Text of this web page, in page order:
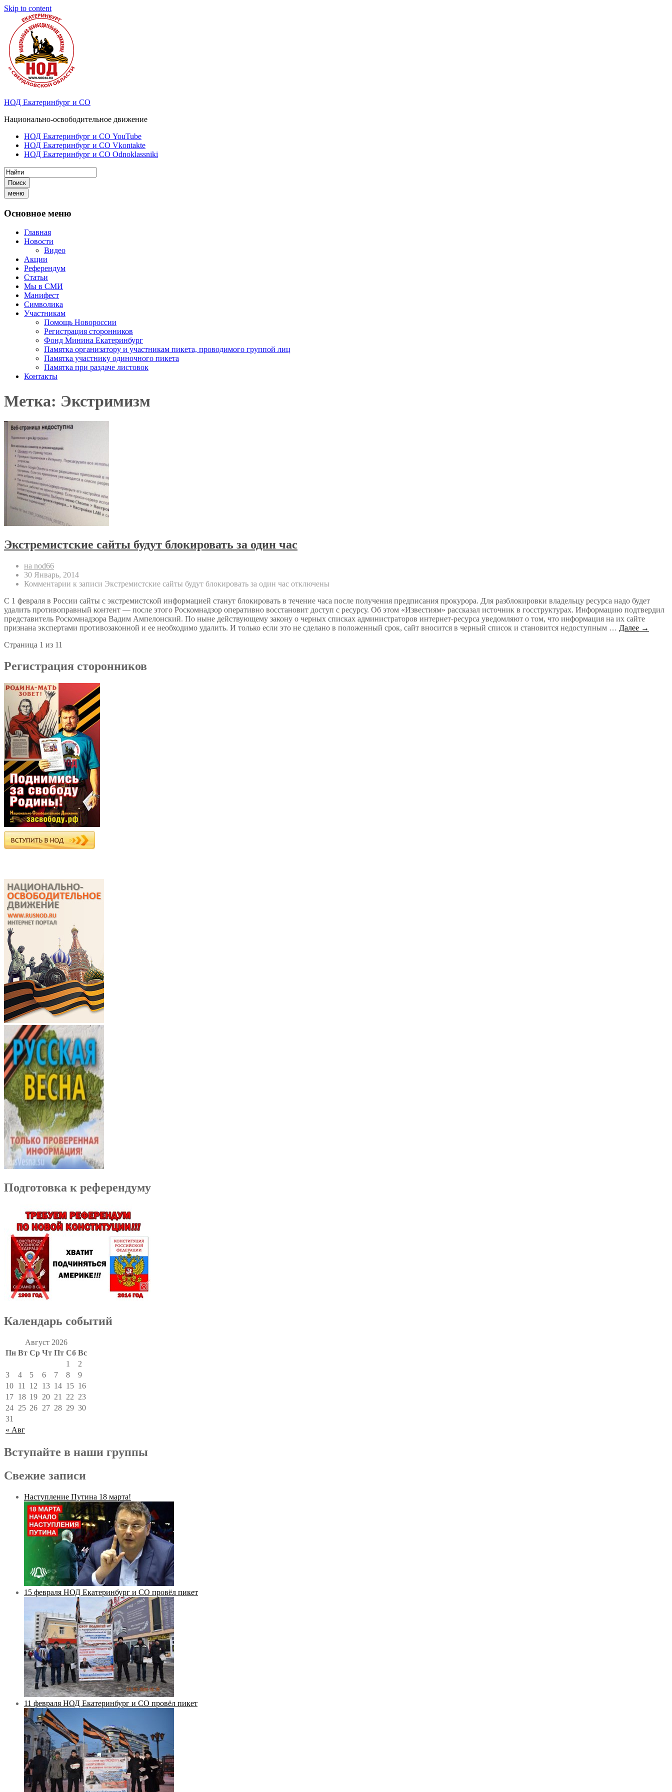
Skip to content
НОД Екатеринбург и СО
Национально-освободительное движение
НОД Екатеринбург и СО YouTube
НОД Екатеринбург и СО Vkontakte
НОД Екатеринбург и СО Odnoklassniki
Поиск
меню
Основное меню
Главная
Новости
Видео
Акции
Референдум
Статьи
Мы в СМИ
Манифест
Символика
Участникам
Помощь Новороссии
Регистрация сторонников
Фонд Минина Екатеринбург
Памятка организатору и участникам пикета, проводимого группой лиц
Памятка участнику одиночного пикета
Памятка при раздаче листовок
Контакты
Метка: Экстримизм
Экстремистские сайты будут блокировать за один час
на nod66
30 Январь, 2014
Комментарии к записи Экстремистские сайты будут блокировать за один час отключены
С 1 февраля в России сайты с экстремистской информацией станут блокировать в течение часа после получения предписания прокурора. Для разблокировки владельцу ресурса надо будет
удалить противоправный контент — после этого Роскомнадзор оперативно восстановит доступ с ресурсу. Об этом «Известиям» рассказал источник в госструктурах. Информацию подтвердил
представитель Роскомнадзора Вадим Ампелонский. По ныне действующему закону о черных списках администраторов интернет-ресурса уведомляют о том, что информация на их сайте
признана экспертами противозаконной и ее необходимо удалить. И только если это не сделано в положенный срок, сайт вносится в черный список и становится недоступным … Далее →
Страница 1 из 11
Регистрация сторонников
Подготовка к референдуму
Календарь событий
Август 2026
Пн Вт Ср Чт Пт Сб Вс
« Авг
1
2
3
4 5 6 7 8
9
10 11 12 13 14 15 16
17 18 19 20 21 22 23
24 25 26 27 28 29 30
31
Вступайте в наши группы
Свежие записи
Наступление Путина 18 марта!
15 февраля НОД Екатеринбург и СО провёл пикет
11 февраля НОД Екатеринбург и СО провёл пикет